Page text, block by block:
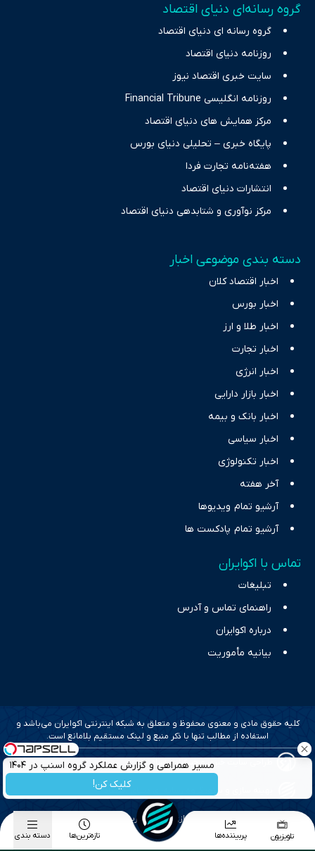
مسیر همراهی و گزارش عملکرد گروه اسنپ در ۱۴۰۴
کلیک کن!
چالش‌های فقر و بیکاری را جست‌وجو کرده و در کنار تحلیل آمارها،
نیازهای خبری مخاطبان در حوزه‌های اثرگذار بر اقتصاد را با رویکردی
حرفه‌ای و روزآمد پوشش می‌دهیم.
گروه رسانه‌ای دنیای اقتصاد
گروه رسانه ای دنیای اقتصاد
روزنامه دنیای اقتصاد
سایت خبری اقتصاد نیوز
روزنامه انگلیسی Financial Tribune
مرکز همایش های دنیای اقتصاد
پایگاه خبری – تحلیلی دنیای بورس
هفته‌نامه تجارت فردا
انتشارات دنیای اقتصاد
مرکز نوآوری و شتابدهی دنیای اقتصاد
دسته بندی موضوعی اخبار
اخبار اقتصاد کلان
اخبار بورس
اخبار طلا و ارز
اخبار تجارت
اخبار انرژی
اخبار بازار دارایی
اخبار بانک و بیمه
اخبار سیاسی
اخبار تکنولوژی
آخر هفته
آرشیو تمام ویدیوها
آرشیو تمام پادکست ها
تماس با اکوایران
تبلیغات
راهنمای تماس و آدرس
درباره اکوایران
بیانیه مأموریت
کلیه حقوق مادی و معنوی محفوظ و متعلق به شبکه اینترنتی اکوایران می‌باشد و
استفاده از مطالب تنها با ذکر منبع و لینک مستقیم بلامانع است.
طراحی سایت خبری و خبرگزاری آسام
بهینه سازی و سئو؛ گروه رسانه ای دنیای اقتصاد
طراحی گرافیک و پیاده سازی؛ برآیند تجربه
تلویزیون پربیننده‌ها تازه‌ترین‌ها دسته بندی